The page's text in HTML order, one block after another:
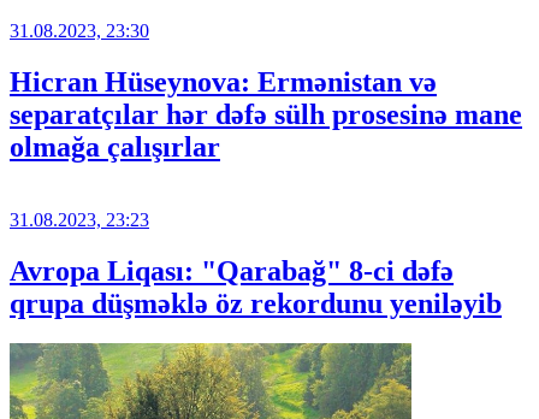
31.08.2023, 23:30
Hicran Hüseynova: Ermənistan və
separatçılar hər dəfə sülh prosesinə mane
olmağa çalışırlar
31.08.2023, 23:23
Avropa Liqası: "Qarabağ" 8-ci dəfə
qrupa düşməklə öz rekordunu yeniləyib